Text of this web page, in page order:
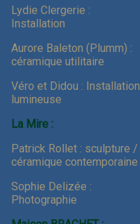
Lydie Clergerie :
Installation
Aurore Baleton (Plumm) :
céramique utilitaire
Véro et Didou : Installation
lumineuse
La Mire :
Patrick Rollet : sculpture /
céramique contemporaine
Sophie Delizée :
Photographie